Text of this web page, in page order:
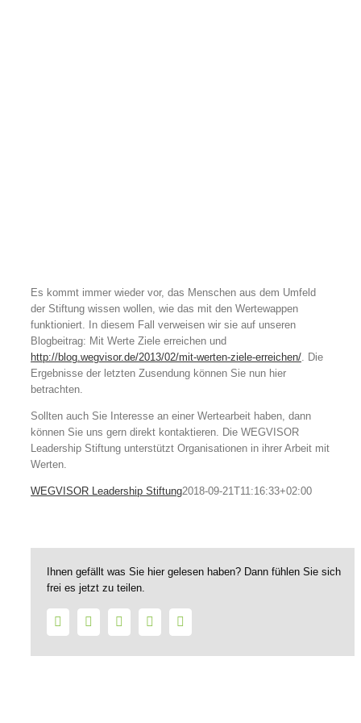
Es kommt immer wieder vor, das Menschen aus dem Umfeld
der Stiftung wissen wollen, wie das mit den Wertewappen
funktioniert. In diesem Fall verweisen wir sie auf unseren
Blogbeitrag: Mit Werte Ziele erreichen und
http://blog.wegvisor.de/2013/02/mit-werten-ziele-erreichen/. Die
Ergebnisse der letzten Zusendung können Sie nun hier
betrachten.
Sollten auch Sie Interesse an einer Wertearbeit haben, dann
können Sie uns gern direkt kontaktieren. Die WEGVISOR
Leadership Stiftung unterstützt Organisationen in ihrer Arbeit mit
Werten.
WEGVISOR Leadership Stiftung2018-09-21T11:16:33+02:00
Ihnen gefällt was Sie hier gelesen haben? Dann fühlen Sie sich
frei es jetzt zu teilen.
FacebookTwitter LinkedInWhatsApp
Mail